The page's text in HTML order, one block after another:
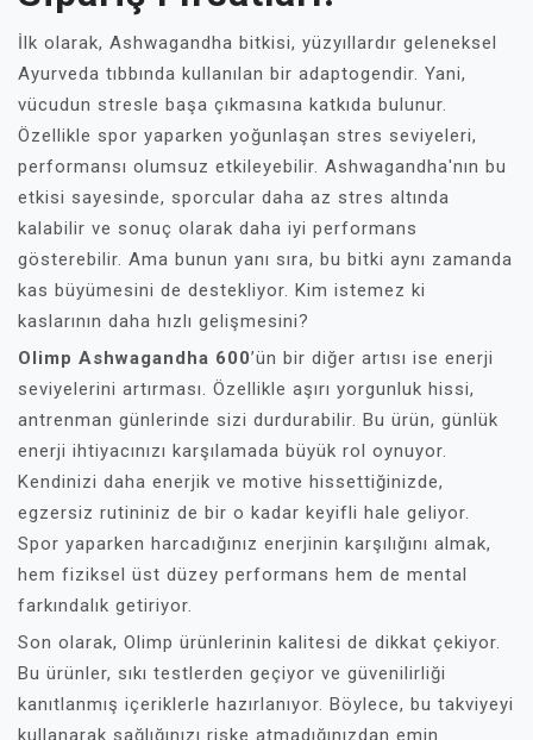
İlk olarak, Ashwagandha bitkisi, yüzyıllardır geleneksel
Ayurveda tıbbında kullanılan bir adaptogendir. Yani,
vücudun stresle başa çıkmasına katkıda bulunur.
Özellikle spor yaparken yoğunlaşan stres seviyeleri,
performansı olumsuz etkileyebilir. Ashwagandha'nın bu
etkisi sayesinde, sporcular daha az stres altında
kalabilir ve sonuç olarak daha iyi performans
gösterebilir. Ama bunun yanı sıra, bu bitki aynı zamanda
kas büyümesini de destekliyor. Kim istemez ki
kaslarının daha hızlı gelişmesini?
Olimp Ashwagandha 600’ün bir diğer artısı ise enerji
seviyelerini artırması. Özellikle aşırı yorgunluk hissi,
antrenman günlerinde sizi durdurabilir. Bu ürün, günlük
enerji ihtiyacınızı karşılamada büyük rol oynuyor.
Kendinizi daha enerjik ve motive hissettiğinizde,
egzersiz rutininiz de bir o kadar keyifli hale geliyor.
Spor yaparken harcadığınız enerjinin karşılığını almak,
hem fiziksel üst düzey performans hem de mental
farkındalık getiriyor.
Son olarak, Olimp ürünlerinin kalitesi de dikkat çekiyor.
Bu ürünler, sıkı testlerden geçiyor ve güvenilirliği
kanıtlanmış içeriklerle hazırlanıyor. Böylece, bu takviyeyi
kullanarak sağlığınızı riske atmadığınızdan emin